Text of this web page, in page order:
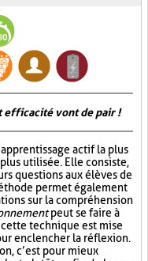
efficacité vont de pair !
actif la plus
utilisée. Elle consiste,
questions aux élèves de
permet également
sur la compréhension
peut se faire à
technique est mise
enclencher la réflexion.
c’est pour mieux